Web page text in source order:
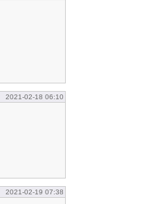
2021-02-18 06:10
2021-02-19 07:38